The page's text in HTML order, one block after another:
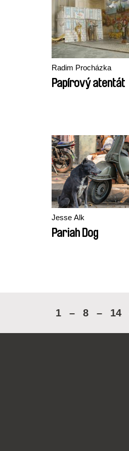
Radim Procházka
Papírový atentát
Jesse Alk
Pariah Dog
1 – 8 – 14